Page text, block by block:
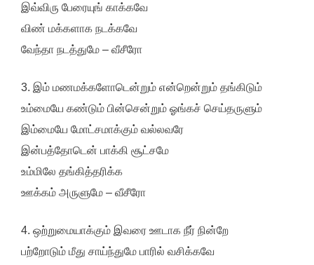
இவ்விரு பேரையுங் காக்கவே
விண் மக்களாக நடக்கவே
வேந்தா நடத்துமே – வீசீரோ
3. இம் மணமக்களோடென்றும் என்றென்றும் தங்கிடும்
உம்மையே கண்டும் பின்சென்றும் ஓங்கச் செய்தருளும்
இம்மையே மோட்சமாக்கும் வல்லவரே
இன்பத்தோடென் பாக்கி சூட்சமே
உம்மிலே தங்கித்தரிக்க
ஊக்கம் அருளுமே – வீசீரோ
4. ஒற்றுமையாக்கும் இவரை ஊடாக நீர் நின்றே
பற்றோடும் மீது சாய்ந்துமே பாரில் வசிக்கவே